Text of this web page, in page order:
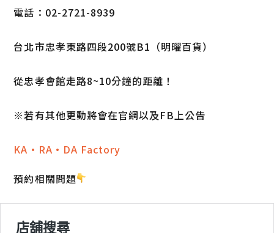
電話：02-2721-8939
台北市忠孝東路四段200號B1（明曜百貨）
從忠孝會館走路8~10分鐘的距離！
※若有其他更動將會在官網以及FB上公告
KA·RA·DA Factory
預約相關問題